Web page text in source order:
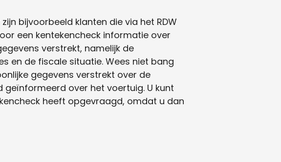
bijvoorbeeld klanten die via het RDW
een kentekencheck informatie over
verstrekt, namelijk de
en de fiscale situatie. Wees niet bang
gegevens verstrekt over de
geïnformeerd over het voertuig. U kunt
heeft opgevraagd, omdat u dan